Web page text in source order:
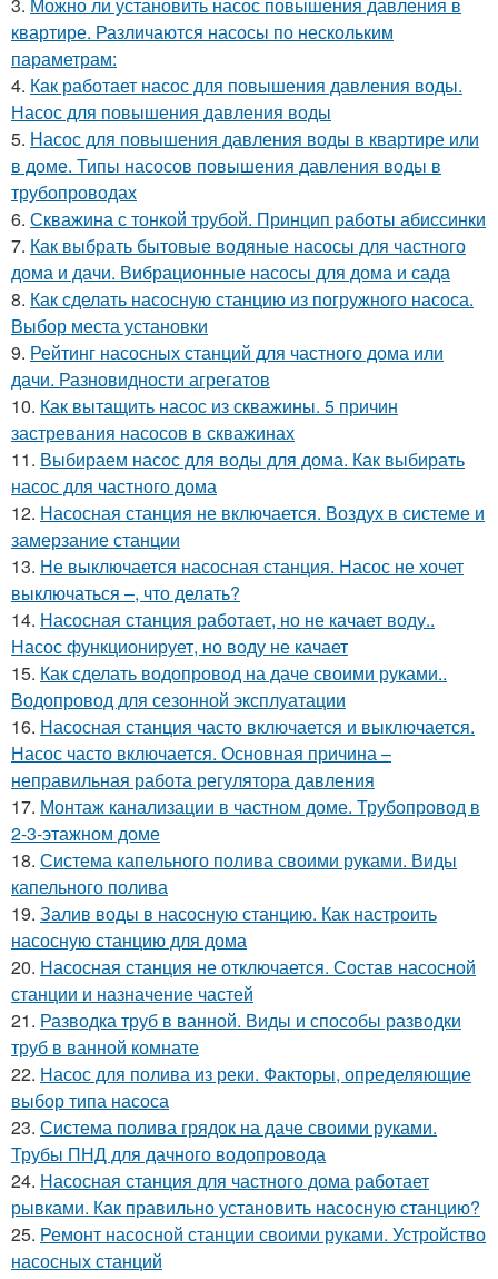
3. Можно ли установить насос повышения давления в
квартире. Различаются насосы по нескольким
параметрам:
4. Как работает насос для повышения давления воды.
Насос для повышения давления воды
5. Насос для повышения давления воды в квартире или
в доме. Типы насосов повышения давления воды в
трубопроводах
6. Скважина с тонкой трубой. Принцип работы абиссинки
7. Как выбрать бытовые водяные насосы для частного
дома и дачи. Вибрационные насосы для дома и сада
8. Как сделать насосную станцию из погружного насоса.
Выбор места установки
9. Рейтинг насосных станций для частного дома или
дачи. Разновидности агрегатов
10. Как вытащить насос из скважины. 5 причин
застревания насосов в скважинах
11. Выбираем насос для воды для дома. Как выбирать
насос для частного дома
12. Насосная станция не включается. Воздух в системе и
замерзание станции
13. Не выключается насосная станция. Насос не хочет
выключаться –, что делать?
14. Насосная станция работает, но не качает воду..
Насос функционирует, но воду не качает
15. Как сделать водопровод на даче своими руками..
Водопровод для сезонной эксплуатации
16. Насосная станция часто включается и выключается.
Насос часто включается. Основная причина –
неправильная работа регулятора давления
17. Монтаж канализации в частном доме. Трубопровод в
2-3-этажном доме
18. Система капельного полива своими руками. Виды
капельного полива
19. Залив воды в насосную станцию. Как настроить
насосную станцию для дома
20. Насосная станция не отключается. Состав насосной
станции и назначение частей
21. Разводка труб в ванной. Виды и способы разводки
труб в ванной комнате
22. Насос для полива из реки. Факторы, определяющие
выбор типа насоса
23. Система полива грядок на даче своими руками.
Трубы ПНД для дачного водопровода
24. Насосная станция для частного дома работает
рывками. Как правильно установить насосную станцию?
25. Ремонт насосной станции своими руками. Устройство
насосных станций